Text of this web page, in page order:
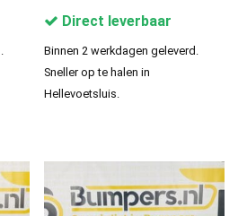
Direct leverbaar
Binnen 2 werkdagen geleverd.
Sneller op te halen in
Hellevoetsluis.